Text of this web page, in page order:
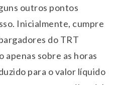
outros pontos
Inicialmente, cumpre
do TRT
apenas sobre as horas
para o valor líquido